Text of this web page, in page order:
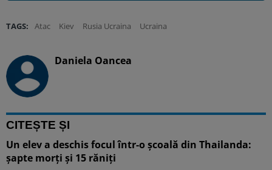
TAGS: Atac Kiev Rusia Ucraina Ucraina
Daniela Oancea
CITEȘTE ȘI
Un elev a deschis focul într-o școală din Thailanda:
șapte morți și 15 răniți